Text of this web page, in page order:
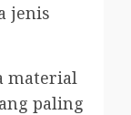
jenis
material
paling